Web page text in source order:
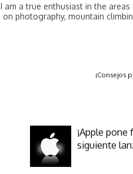
am a true enthusiast in the areas
photography, mountain
¡Consejos
¡Apple pone
siguiente